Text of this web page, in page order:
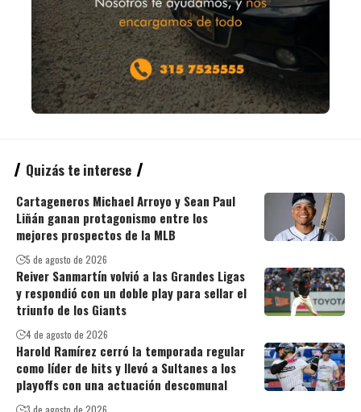
Quizás te interese
Cartageneros Michael Arroyo y Sean Paul
Liñán ganan protagonismo entre los
mejores prospectos de la MLB
5 de agosto de 2026
Reiver Sanmartín volvió a las Grandes Ligas
y respondió con un doble play para sellar el
triunfo de los Giants
4 de agosto de 2026
Harold Ramírez cerró la temporada regular
como líder de hits y llevó a Sultanes a los
playoffs con una actuación descomunal
3 de agosto de 2026